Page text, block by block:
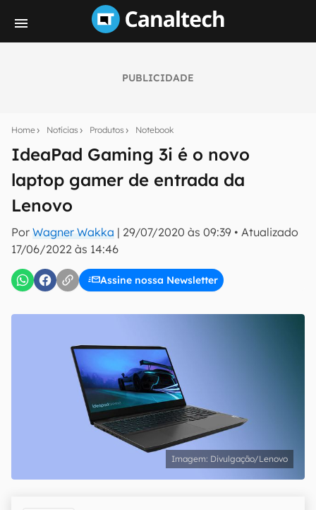
PUBLICIDADE
Home Notícias Produtos Notebook
IdeaPad Gaming 3i é o novo
laptop gamer de entrada da
Lenovo
Por Wagner Wakka | 29/07/2020 às 09:39 • Atualizado
17/06/2022 às 14:46
Assine nossa Newsletter
notícias e reviews sobre tecnologia em primeira
mão.
E-mail
inscreva-se
Confirmo que li, aceito e concordo com os Termos de
Uso e Política de Privacidade do Canaltech.
Divulgação/Lenovo